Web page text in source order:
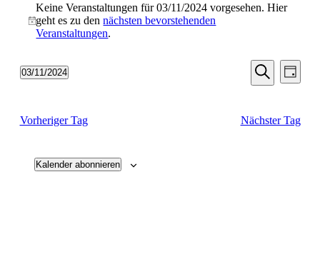
Hinweis
Keine Veranstaltungen für 03/11/2024 vorgesehen. Hier
geht es zu dennächsten bevorstehenden
Veranstaltungen.
Suche
Suche
Tag
03/11/2024
Vorheriger Tag
Nächster Tag
Kalender abonnieren